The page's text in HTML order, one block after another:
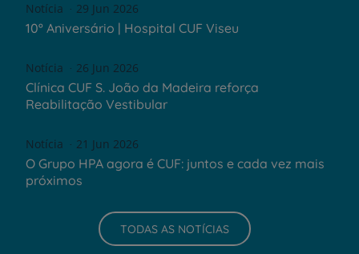
Notícia 29 Jun 2026
10º Aniversário | Hospital CUF Viseu
Notícia 26 Jun 2026
Clínica CUF S. João da Madeira reforça
Reabilitação Vestibular
Notícia 21 Jun 2026
O Grupo HPA agora é CUF: juntos e cada vez mais
próximos
TODAS AS NOTÍCIAS